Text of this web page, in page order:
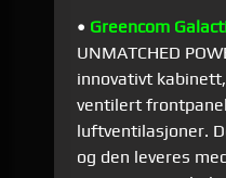
• Greencom
UNMATCHED
innovativt
ventilert
luftventilasjoner.
og den leveres